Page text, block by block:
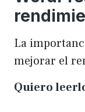
La
mejorar el
Quiero